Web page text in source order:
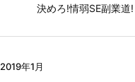
決めろ!情弱SE副業道!
2019年1月